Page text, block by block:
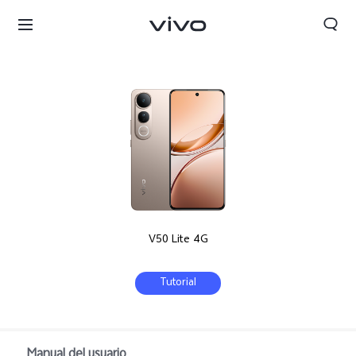
V50 Lite 4G
Tutorial